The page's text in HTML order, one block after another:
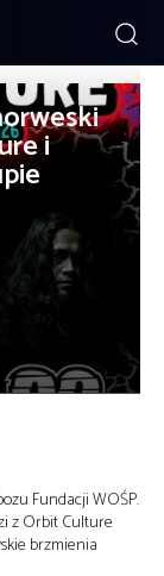
i
Fundacji WOŚP.
z Orbit Culture
brzmienia